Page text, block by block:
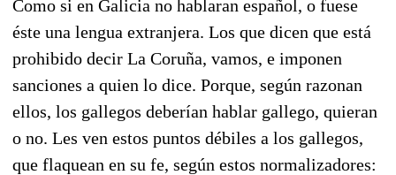
Como si en Galicia no hablaran español, o fuese
éste una lengua extranjera. Los que dicen que está
prohibido decir La Coruña, vamos, e imponen
sanciones a quien lo dice. Porque, según razonan
ellos, los gallegos deberían hablar gallego, quieran
o no. Les ven estos puntos débiles a los gallegos,
que flaquean en su fe, según estos normalizadores: